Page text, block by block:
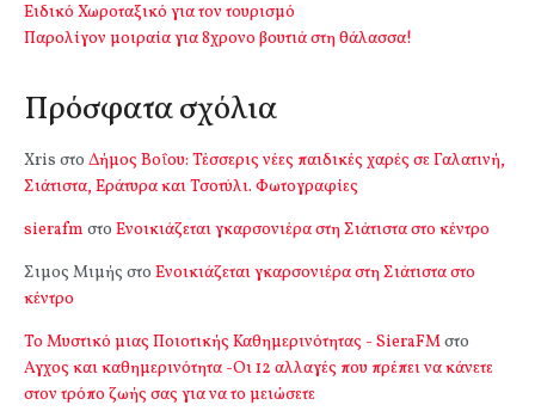
Ειδικό Χωροταξικό για τον τουρισμό
Παρολίγον μοιραία για 8χρονο βουτιά στη θάλασσα!
Πρόσφατα σχόλια
Xris στο Δήμος Βοΐου: Τέσσερις νέες παιδικές χαρές σε Γαλατινή,
Σιάτιστα, Εράτυρα και Τσοτύλι. Φωτογραφίες
sierafm στο Ενοικιάζεται γκαρσονιέρα στη Σιάτιστα στο κέντρο
Σιμος Μιμής στο Ενοικιάζεται γκαρσονιέρα στη Σιάτιστα στο
κέντρο
Το Μυστικό μιας Ποιοτικής Καθημερινότητας - SieraFMστο
Αγχος και καθημερινότητα -Οι 12 αλλαγές που πρέπει να κάνετε
στον τρόπο ζωής σας για να το μειώσετε